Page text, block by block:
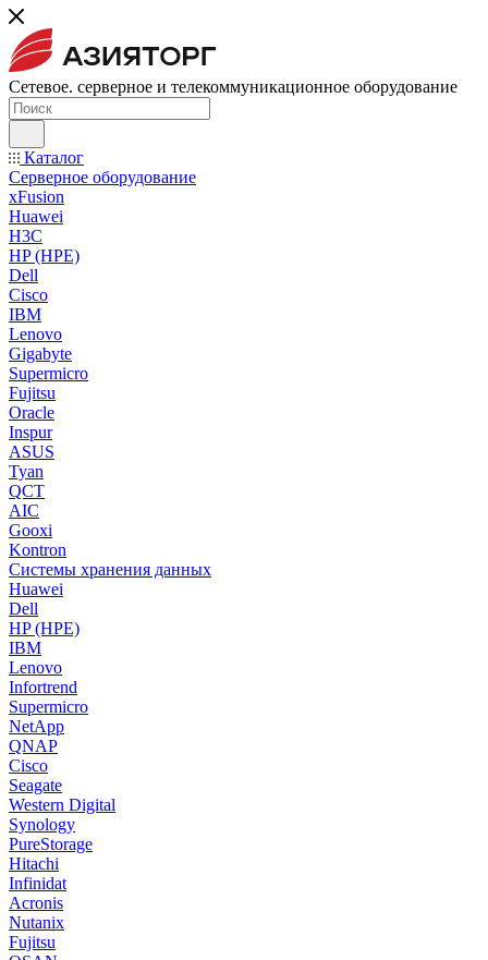
Сетевое. серверное и телекоммуникационное оборудование
Каталог
Серверное оборудование
xFusion
Huawei
H3C
HP (HPE)
Dell
Cisco
IBM
Lenovo
Gigabyte
Supermicro
Fujitsu
Oracle
Inspur
ASUS
Tyan
QCT
AIC
Gooxi
Kontron
Системы хранения данных
Huawei
Dell
HP (HPE)
IBM
Lenovo
Infortrend
Supermicro
NetApp
QNAP
Cisco
Seagate
Western Digital
Synology
PureStorage
Hitachi
Infinidat
Acronis
Nutanix
Fujitsu